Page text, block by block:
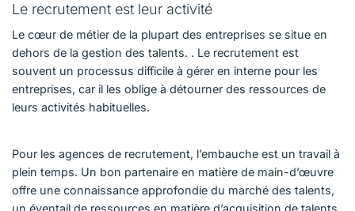
Le recrutement est leur activité
Le cœur de métier de la plupart des entreprises se situe en
dehors de la gestion des talents. . Le recrutement est
souvent un processus difficile à gérer en interne pour les
entreprises, car il les oblige à détourner des ressources de
leurs activités habituelles.
Pour les agences de recrutement, l’embauche est un travail à
plein temps. Un bon partenaire en matière de main-d’œuvre
offre une connaissance approfondie du marché des talents,